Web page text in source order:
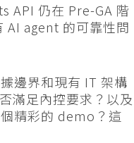
API 仍在 Pre-GA 階
AI agent 的可靠性問
邊界和現有 IT 架構
滿足內控要求？以及
精彩的 demo？這